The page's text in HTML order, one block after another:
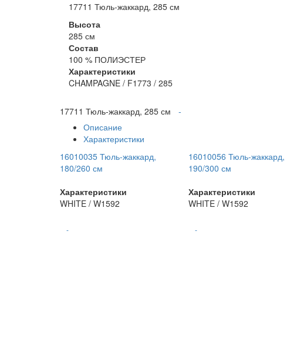
17711 Тюль-жаккард, 285 см
Высота
285 см
Состав
100 % ПОЛИЭСТЕР
Характеристики
CHAMPAGNE / F1773 / 285
17711 Тюль-жаккард, 285 см
-
Описание
Характеристики
16010035 Тюль-жаккард,
180/260 см
Характеристики
WHITE / W1592
-
16010056 Тюль-жаккард,
190/300 см
Характеристики
WHITE / W1592
-